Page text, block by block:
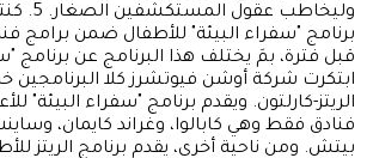
وليخاطب
برنامج "سفراء البيئة" للأطفال ضمن برامج
قبل فترة، بمَ يختلف هذا البرنامج عن برنامج
ابتكرت شركة أوشن فيوتشرز كلا البرنامجين
الريتز-كارلتون. ويقدم برنامج "سفراء البيئة"
فنادق فقط وهي كابالوا، وغراند كايمان،
بيتش. ومن ناحية أخرى، يقدم برنامج الريتز